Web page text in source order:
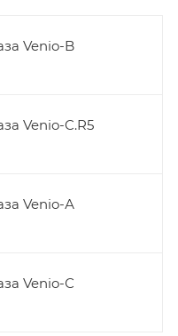
Venio-B
Venio-C.R5
Venio-А
Venio-С